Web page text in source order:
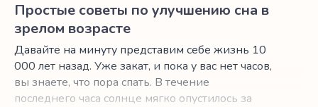
Простые советы по улучшению сна в
зрелом возрасте
Давайте на минуту представим себе жизнь 10
000 лет назад. Уже закат, и пока у вас нет часов,
вы знаете, что пора спать. В течение
последнего часа солнце мягко опустилось за